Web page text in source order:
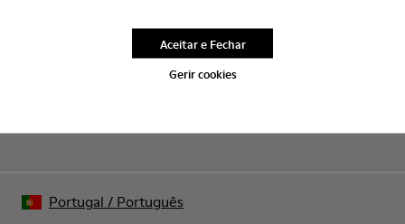
Gerir cookies
Aceitar e Fechar
vantagens como descontos exclusivos, acesso antecipado e
Portugal / Português